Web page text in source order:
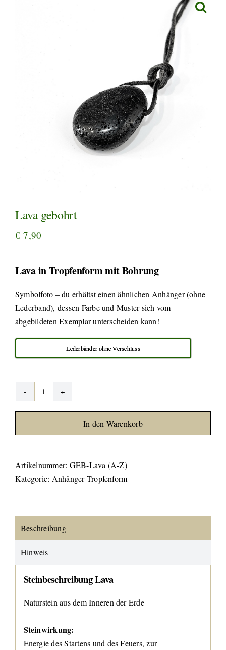
Lava gebohrt
€ 7,90
Lava in Tropfenform mit Bohrung
Symbolfoto – du erhältst einen ähnlichen Anhänger (ohne
Lederband), dessen Farbe und Muster sich vom
abgebildeten Exemplar unterscheiden kann!
Lederbänder ohne Verschluss
Lava
gebohrt
In den Warenkorb
Artikelnummer: GEB-Lava (A-Z)
Kategorie: Anhänger Tropfenform
Beschreibung
Hinweis
Steinbeschreibung Lava
Naturstein aus dem Inneren der Erde
Steinwirkung:
Energie des Startens und des Feuers, zur